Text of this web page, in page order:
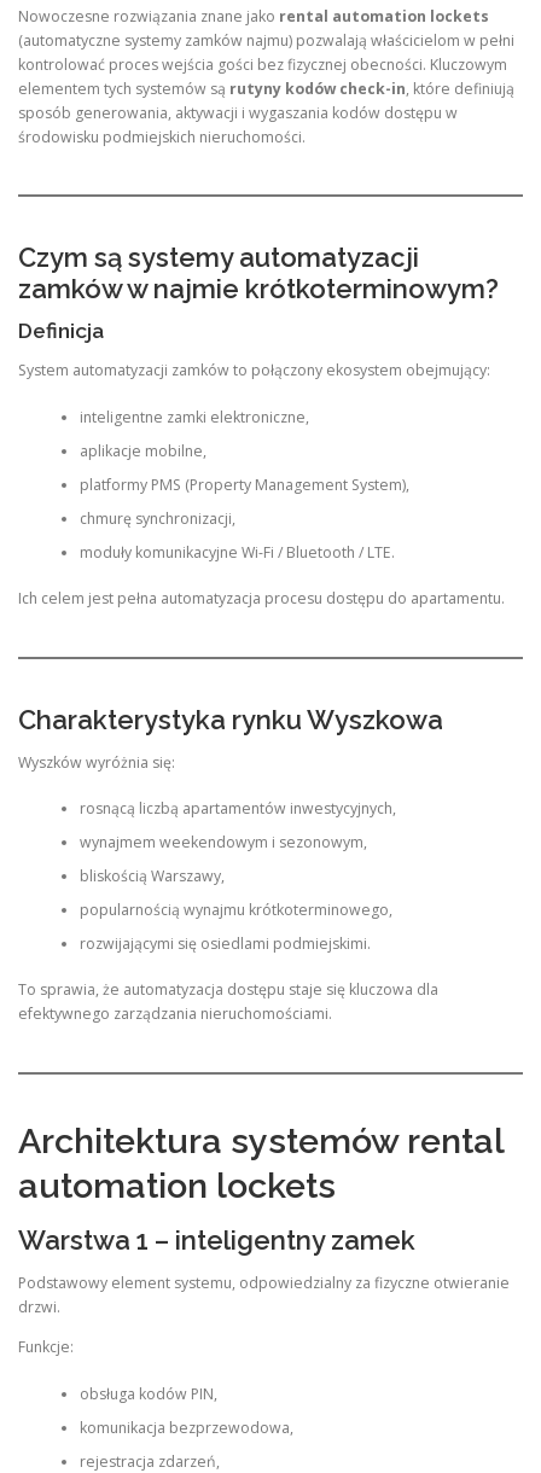
Nowoczesne rozwiązania znane jako rental automation lockets
(automatyczne systemy zamków najmu) pozwalają właścicielom w pełni
kontrolować proces wejścia gości bez fizycznej obecności. Kluczowym
elementem tych systemów są rutyny kodów check-in, które definiują
sposób generowania, aktywacji i wygaszania kodów dostępu w
środowisku podmiejskich nieruchomości.
Czym są systemy automatyzacji
zamków w najmie krótkoterminowym?
Definicja
System automatyzacji zamków to połączony ekosystem obejmujący:
inteligentne zamki elektroniczne,
aplikacje mobilne,
platformy PMS (Property Management System),
chmurę synchronizacji,
moduły komunikacyjne Wi-Fi / Bluetooth / LTE.
Ich celem jest pełna automatyzacja procesu dostępu do apartamentu.
Charakterystyka rynku Wyszkowa
Wyszków wyróżnia się:
rosnącą liczbą apartamentów inwestycyjnych,
wynajmem weekendowym i sezonowym,
bliskością Warszawy,
popularnością wynajmu krótkoterminowego,
rozwijającymi się osiedlami podmiejskimi.
To sprawia, że automatyzacja dostępu staje się kluczowa dla
efektywnego zarządzania nieruchomościami.
Architektura systemów rental
automation lockets
Warstwa 1 – inteligentny zamek
Podstawowy element systemu, odpowiedzialny za fizyczne otwieranie
drzwi.
Funkcje:
obsługa kodów PIN,
komunikacja bezprzewodowa,
rejestracja zdarzeń,